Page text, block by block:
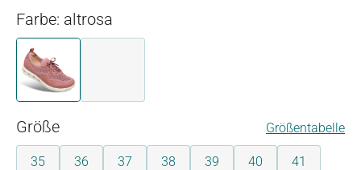
Farbe: altrosa
altrosa
Größeauswählen Größentabelle
35 36 37 38 39 40 41